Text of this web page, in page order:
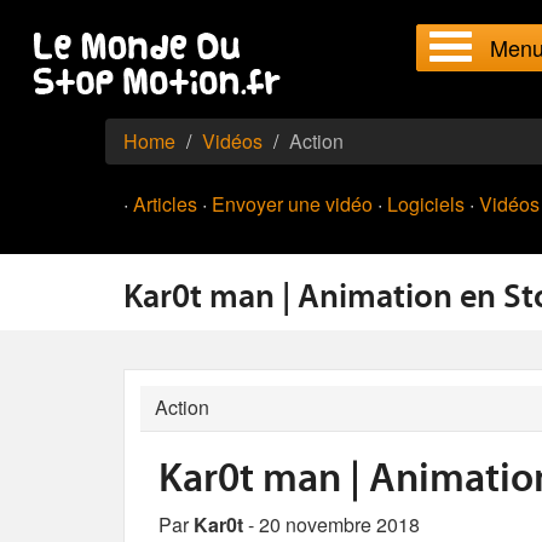
Menu
Home Vidéos Action
· Articles · Envoyer une vidéo · Logiciels · Vidéos
Kar0t man | Animation en
Action
Kar0t man |
ParKar0t- 20 novembre 2018